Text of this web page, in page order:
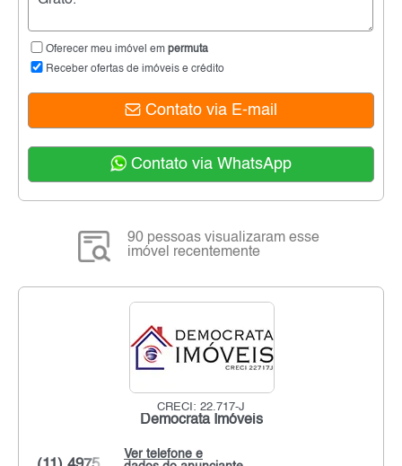
Oferecer meu imóvel em permuta
Receber ofertas de imóveis e crédito
Contato via E-mail
Contato via WhatsApp
90 pessoas visualizaram esse
imóvel recentemente
CRECI: 22.717-J
Democrata Imóveis
Ver telefone e